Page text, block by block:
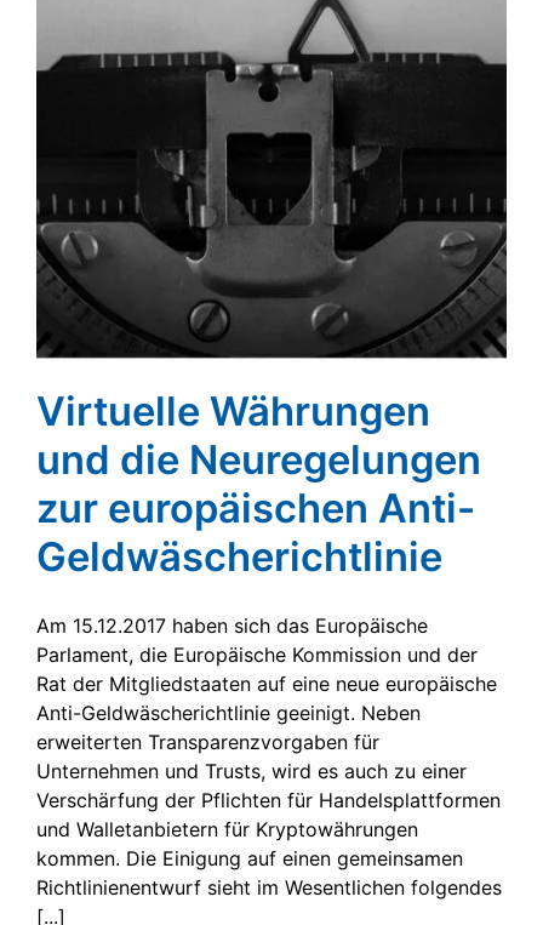
Virtuelle Währungen
und die Neuregelungen
zur europäischen Anti-
Geldwäscherichtlinie
Am 15.12.2017 haben sich das Europäische
Parlament, die Europäische Kommission und der
Rat der Mitgliedstaaten auf eine neue europäische
Anti-Geldwäscherichtlinie geeinigt. Neben
erweiterten Transparenzvorgaben für
Unternehmen und Trusts, wird es auch zu einer
Verschärfung der Pflichten für Handelsplattformen
und Walletanbietern für Kryptowährungen
kommen. Die Einigung auf einen gemeinsamen
Richtlinienentwurf sieht im Wesentlichen folgendes
[...]